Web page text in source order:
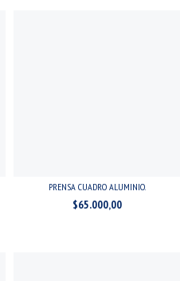
PRENSA CUADRO ALUMINIO.
$65.000,00